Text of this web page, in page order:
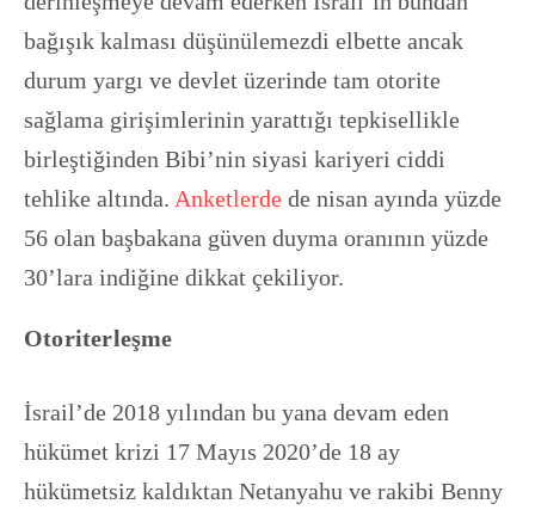
bağışık kalması düşünülemezdi elbette ancak
durum yargı ve devlet üzerinde tam otorite
sağlama girişimlerinin yarattığı tepkisellikle
birleştiğinden Bibi’nin siyasi kariyeri ciddi
tehlike altında. Anketlerde de nisan ayında yüzde
56 olan başbakana güven duyma oranının yüzde
30’lara indiğine dikkat çekiliyor.
Otoriterleşme
İsrail’de 2018 yılından bu yana devam eden
hükümet krizi 17 Mayıs 2020’de 18 ay
hükümetsiz kaldıktan Netanyahu ve rakibi Benny